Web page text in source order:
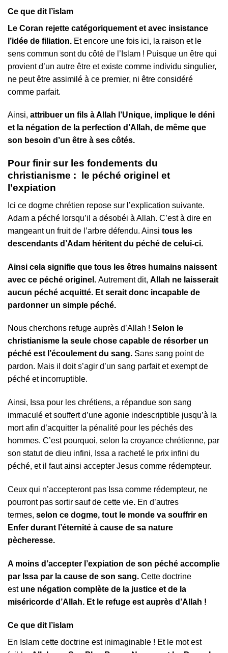
Ce que dit l’islam
Le Coran rejette catégoriquement et avec insistance
l’idée de filiation. Et encore une fois ici, la raison et le
sens commun sont du côté de l’Islam ! Puisque un être qui
provient d’un autre être et existe comme individu singulier,
ne peut être assimilé à ce premier, ni être considéré
comme parfait.
Ainsi, attribuer un fils à Allah l’Unique, implique le déni
et la négation de la perfection d’Allah, de même que
son besoin d’un être à ses côtés.
Pour finir sur les fondements du
christianisme : le péché originel et
l’expiation
Ici ce dogme chrétien repose sur l’explication suivante.
Adam a péché lorsqu’il a désobéi à Allah. C’est à dire en
mangeant un fruit de l’arbre défendu. Ainsi tous les
descendants d’Adam héritent du péché de celui-ci.
Ainsi cela signifie que tous les êtres humains naissent
avec ce péché originel. Autrement dit, Allah ne laisserait
aucun péché acquitté. Et serait donc incapable de
pardonner un simple péché.
Nous cherchons refuge auprès d’Allah ! Selon le
christianisme la seule chose capable de résorber un
péché est l’écoulement du sang. Sans sang point de
pardon. Mais il doit s’agir d’un sang parfait et exempt de
péché et incorruptible.
Ainsi, Issa pour les chrétiens, a répandue son sang
immaculé et souffert d’une agonie indescriptible jusqu’à la
mort afin d’acquitter la pénalité pour les péchés des
hommes. C’est pourquoi, selon la croyance chrétienne, par
son statut de dieu infini, Issa a racheté le prix infini du
péché, et il faut ainsi accepter Jesus comme rédempteur.
Ceux qui n’accepteront pas Issa comme rédempteur, ne
pourront pas sortir sauf de cette vie. En d’autres
termes, selon ce dogme, tout le monde va souffrir en
Enfer durant l’éternité à cause de sa nature
pècheresse.
A moins d’accepter l’expiation de son péché accomplie
par Issa par la cause de son sang. Cette doctrine
est une négation complète de la justice et de la
miséricorde d’Allah. Et le refuge est auprès d’Allah !
Ce que dit l’islam
En Islam cette doctrine est inimaginable ! Et le mot est